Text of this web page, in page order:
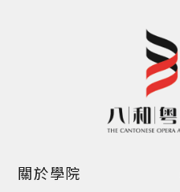
關於學院